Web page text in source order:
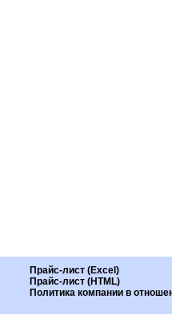
Прайс-лист (Excel)
Прайс-лист (HTML)
Политика компании в